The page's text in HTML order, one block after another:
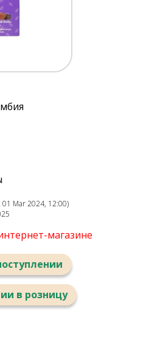
Mar 2024, 12:00)
магазине
в розницу